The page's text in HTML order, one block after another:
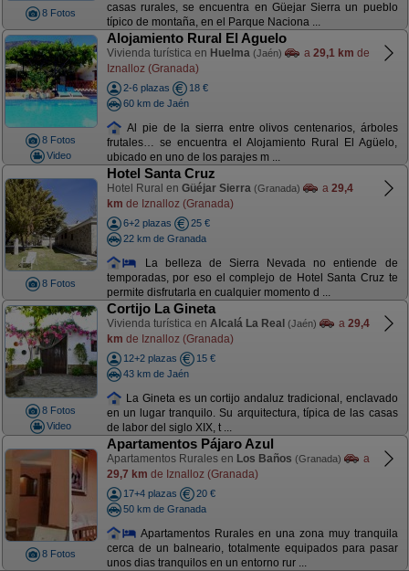
8 Fotos
casas rurales, se encuentra en Güejar Sierra un pueblo
típico de montaña, en el Parque Naciona ...
8 Fotos
Video
Alojamiento Rural El Aguelo
Vivienda turística en Huelma (Jaén) a 29,1 km de
Iznalloz (Granada)
2-6 plazas
18 €
60 km de Jaén
Al pie de la sierra entre olivos centenarios, árboles
frutales… se encuentra el Alojamiento Rural El Agüelo,
ubicado en uno de los parajes m ...
8 Fotos
Hotel Santa Cruz
Hotel Rural en Güéjar Sierra (Granada) a 29,4
km de Iznalloz (Granada)
6+2 plazas
25 €
22 km de Granada
La belleza de Sierra Nevada no entiende de
temporadas, por eso el complejo de Hotel Santa Cruz te
permite disfrutarla en cualquier momento d ...
8 Fotos
Video
Cortijo La Gineta
Vivienda turística en Alcalá La Real (Jaén) a 29,4
km de Iznalloz (Granada)
12+2 plazas
15 €
43 km de Jaén
La Gineta es un cortijo andaluz tradicional, enclavado
en un lugar tranquilo. Su arquitectura, típica de las casas
de labor del siglo XIX, t ...
8 Fotos
Apartamentos Pájaro Azul
Apartamentos Rurales en Los Baños (Granada)
a
29,7 km de Iznalloz (Granada)
17+4 plazas
20 €
50 km de Granada
Apartamentos Rurales en una zona muy tranquila
cerca de un balneario, totalmente equipados para pasar
unos dias tranquilos en un entorno rur ...